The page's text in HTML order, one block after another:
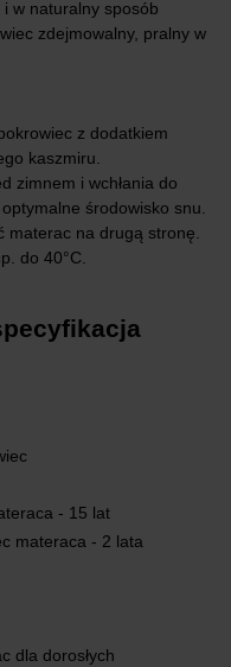
i w naturalny sposób
zdejmowalny, pralny w
z dodatkiem
kaszmiru.
zimnem i wchłania do
środowisko snu.
materac na drugą stronę.
do 40°C.
- 15 lat
materaca - 2 lata
dla dorosłych